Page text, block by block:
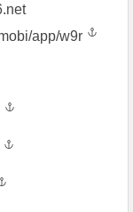
app/w9r